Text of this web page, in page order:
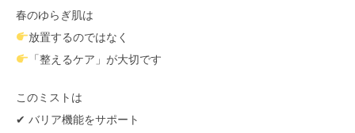
春のゆらぎ肌は
放置するのではなく
「整えるケア」が大切です
このミストは
✔ バリア機能をサポート